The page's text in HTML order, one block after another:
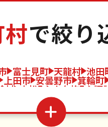
で絞り
富士見町 天龍村 池田
上田市 安曇野市 箕輪町
村 上松町 小布施町 諏
小諸市 北相木村
阿南町
羽村 山形村 栄村 茅野